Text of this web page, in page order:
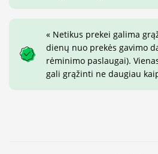
« Netikus prekei galima
dienų nuo prekės gavimo
rėminimo paslaugai).
gali grąžinti ne daugiau